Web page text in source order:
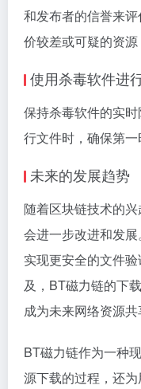
和发布者的信誉来
价较差或可疑的资源
使用杀毒软件进
保持杀毒软件的实
行文件时，确保第一
未来的发展趋势
随着区块链技术的
会进一步改进和发
实现更安全的文件
及，BT磁力链的下
成为未来网络资源共
BT磁力链作为一种
源下载的过程，还